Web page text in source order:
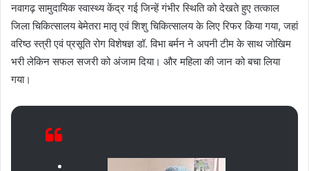
नवागढ़ सामुदायिक स्वास्थ्य केंद्र गई जिन्हें गंभीर स्थिति को देखते हुए तत्काल
जिला चिकित्सालय बेमेतरा मातृ एवं शिशु चिकित्सालय के लिए रिफर किया गया, जहां
वरिष्ठ स्त्री एवं प्रसूति रोग विशेषज्ञ डॉ. विभा बर्मन ने अपनी टीम के साथ जोखिम
भरी लेकिन सफल सजरी को अंजाम दिया। और महिला की जान को बचा लिया
गया।